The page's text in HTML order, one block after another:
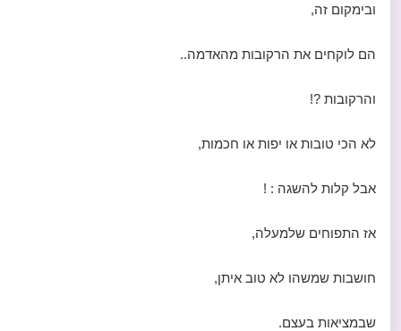
ובימקום זה,
הם לוקחים את הרקובות מהאדמה..
והרקובות ?!
לא הכי טובות או יפות או חכמות,
אבל קלות להשגה : !
אז התפוחים שלמעלה,
חושבות שמשהו לא טוב איתן,
שבמציאות בעצם.